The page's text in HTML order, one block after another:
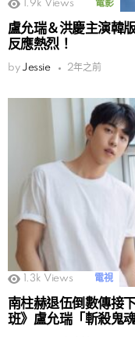
1.9k Views 電影
盧允瑞＆洪慶主演韓
反應熱烈！
by Jessie 2年之前
1.3k Views 電視
南柱赫退伍倒數傳接
班》盧允瑞「斬殺鬼魂